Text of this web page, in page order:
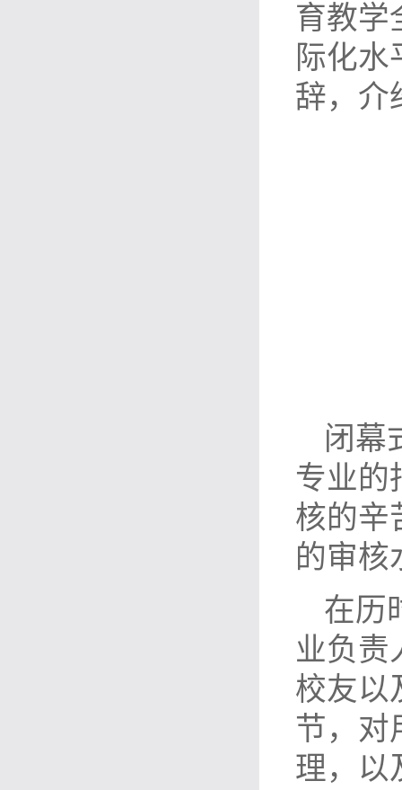
育教学
际化
辞，介
闭幕
专业的
核的辛
的审核
在历
业负责
校友以
节，对
理，以